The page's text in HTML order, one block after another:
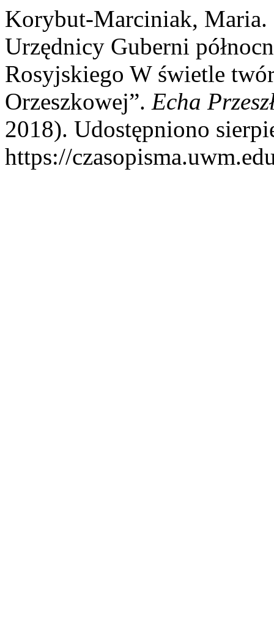
Korybut-Marciniak, Maria.
Urzędnicy Guberni
Rosyjskiego W świetle
Orzeszkowej”. Echa
2018). Udostępniono
https://